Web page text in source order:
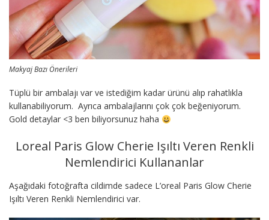
Makyaj Bazı Önerileri
Tüplü bir ambalajı var ve istediğim kadar ürünü alıp rahatlıkla
kullanabiliyorum. Ayrıca ambalajlarını çok çok beğeniyorum.
Gold detaylar <3 ben biliyorsunuz haha
Loreal Paris Glow Cherie Işıltı Veren Renkli
Nemlendirici Kullananlar
Aşağıdaki fotoğrafta cildimde sadece L’oreal Paris Glow Cherie
Işıltı Veren Renkli Nemlendirici var.